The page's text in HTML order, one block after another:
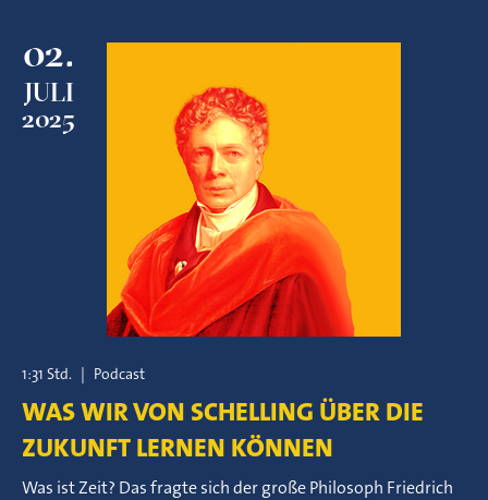
02.
JULI
2025
1:31 Std. | Podcast
WAS WIR VON SCHELLING ÜBER DIE
ZUKUNFT LERNEN KÖNNEN
Was ist Zeit? Das fragte sich der große Philosoph Friedrich